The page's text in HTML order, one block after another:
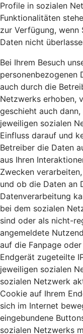
Profile in sozialen
Funktionalitäten
zur Verfügung, wenn
Daten nicht
Bei Ihrem Besuch
personenbezogenen
auch durch die
Netzwerks erhoben,
geschieht auch
jeweiligen sozialen
Einfluss darauf und
Betreiber die Daten
aus Ihren
Zwecken
und ob die Daten an
Datenverarbeitung
bei dem sozialen
sind oder als nicht-
angemeldete
auf die Fanpage
Endgerät zugeteilte
jeweiligen sozialen
sozialen Netzwerk
Cookie auf Ihrem
sich im Internet
eingebundene
sozialen Netzwerks